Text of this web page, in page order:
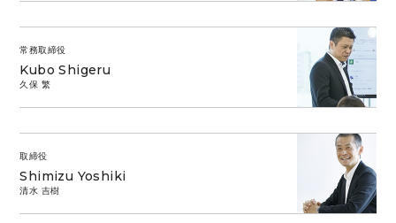
常務取締役
Kubo Shigeru
久保 繁
取締役
Shimizu Yoshiki
清水 吉樹